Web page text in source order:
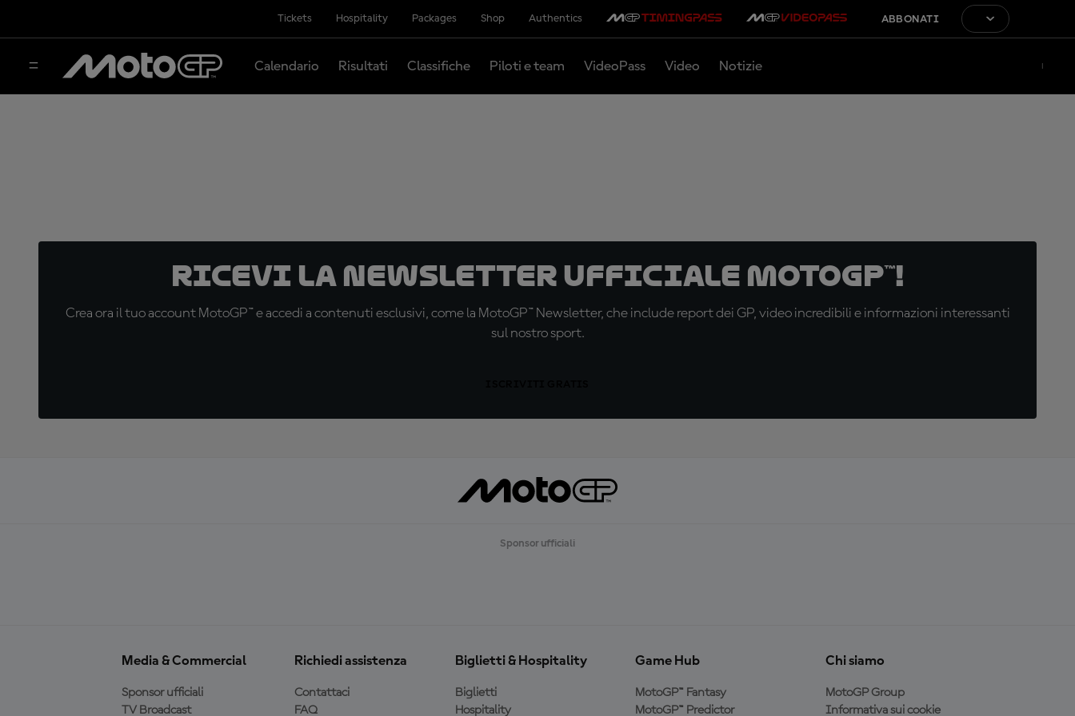
Tickets Hospitality Packages Shop Authentics ABBONATI
Calendario Risultati Classifiche Piloti e team VideoPass Video Notizie
Ricevi la newsletter ufficiale MotoGP™!
Crea ora il tuo account MotoGP™ e accedi a contenuti esclusivi, come la MotoGP™ Newsletter, che include report dei GP, video incredibili e informazioni interessanti
sul nostro sport.
Sponsor ufficiali
Media & Commercial
Sponsor ufficiali
TV Broadcast
Richiedi assistenza
Contattaci
FAQ
Biglietti & Hospitality
Biglietti
Hospitality
Game Hub
MotoGP™ Fantasy
MotoGP™ Predictor
Chi siamo
MotoGP Group
Informativa sui cookie